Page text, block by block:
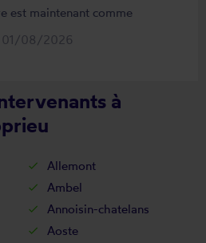
est maintenant comme
positionné et
01/08/2026
à
Allemont
Ambel
Annoisin-chatelans
Aoste